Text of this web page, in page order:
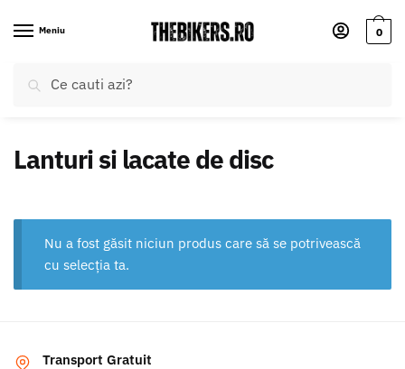
Meniu
după:
Caută
0
Lanturi si lacate de disc
Nu a fost găsit niciun produs care să se potrivească
cu selecția ta.
Transport Gratuit